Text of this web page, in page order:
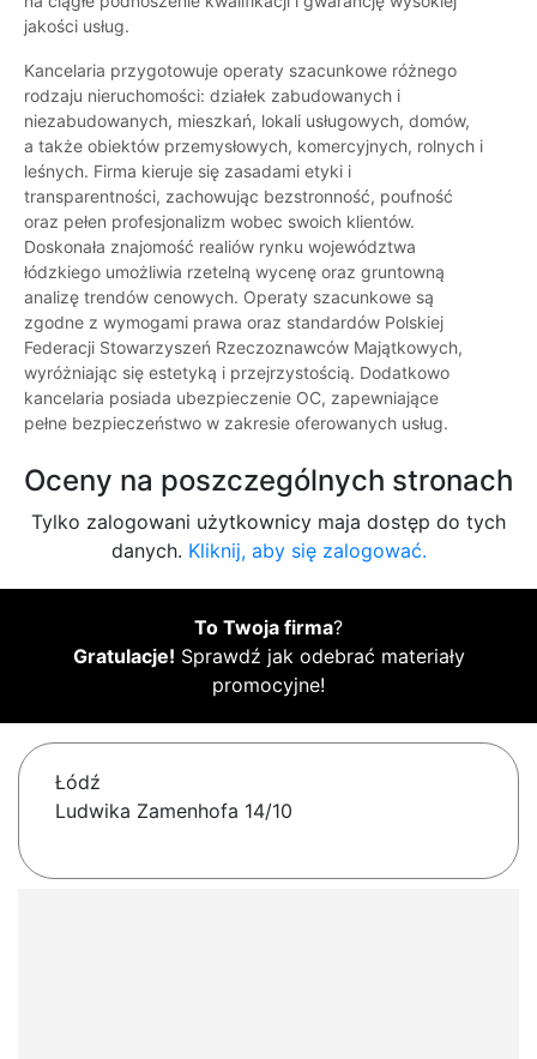
jakości usług.
Kancelaria przygotowuje operaty szacunkowe różnego
rodzaju nieruchomości: działek zabudowanych i
niezabudowanych, mieszkań, lokali usługowych, domów,
a także obiektów przemysłowych, komercyjnych, rolnych i
leśnych. Firma kieruje się zasadami etyki i
transparentności, zachowując bezstronność, poufność
oraz pełen profesjonalizm wobec swoich klientów.
Doskonała znajomość realiów rynku województwa
łódzkiego umożliwia rzetelną wycenę oraz gruntowną
analizę trendów cenowych. Operaty szacunkowe są
zgodne z wymogami prawa oraz standardów Polskiej
Federacji Stowarzyszeń Rzeczoznawców Majątkowych,
wyróżniając się estetyką i przejrzystością. Dodatkowo
kancelaria posiada ubezpieczenie OC, zapewniające
pełne bezpieczeństwo w zakresie oferowanych usług.
Oceny na poszczególnych stronach
Tylko zalogowani użytkownicy maja dostęp do tych
danych. Kliknij, aby się zalogować.
To Twoja firma?
Gratulacje! Sprawdź jak odebrać materiały
promocyjne!
Łódź
Ludwika Zamenhofa 14/10